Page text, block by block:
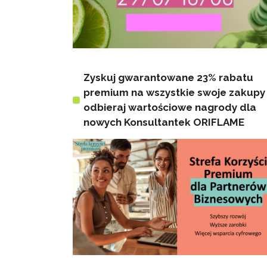
Zyskuj gwarantowane 23% rabatu
premium na wszystkie swoje zakupy
odbieraj wartościowe nagrody dla
nowych Konsultantek ORIFLAME